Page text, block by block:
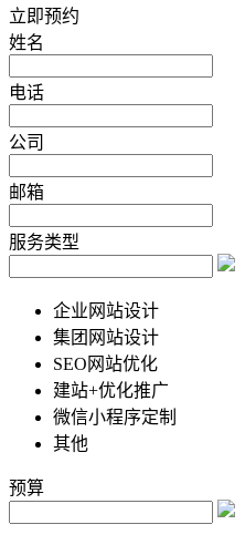
立即预约
姓名
电话
公司
邮箱
服务类型
企业网站设计
集团网站设计
SEO网站优化
建站+优化推广
微信小程序定制
其他
预算